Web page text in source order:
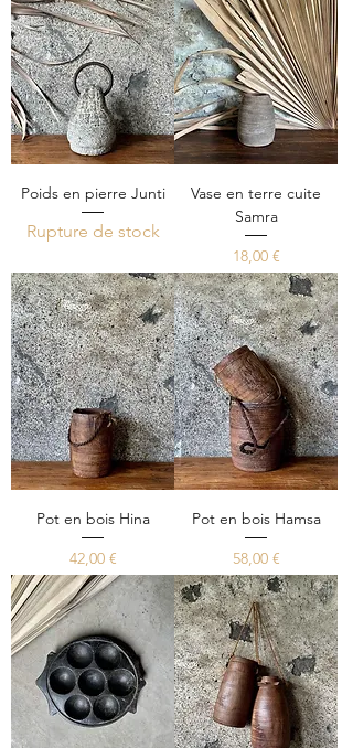
Poids en pierre Junti
Rupture de stock
Vase en terre cuite
Samra
Prix
18,00 €
Pot en bois Hina
Prix
42,00 €
Pot en bois Hamsa
Prix
58,00 €